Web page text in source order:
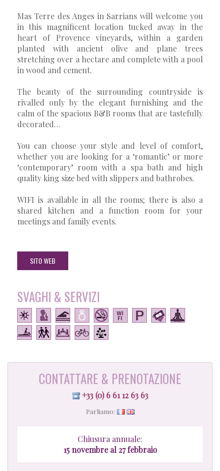
Mas Terre des Anges in Sarrians will welcome you
in this magnificent location tucked away in the
heart of Provence vineyards, within a garden
planted with ancient olive and plane trees
stretching over a hectare and complete with a pool
in wood and cement.
The beauty of the surrounding countryside is
rivalled only by the elegant furnishing and the
calm of the spacious B&B rooms that are tastefully
decorated…
You can choose your style and level of comfort,
whether you are looking for a ‘romantic’ or more
‘contemporary’ room with a spa bath and high
quality king size bed with slippers and bathrobes.
WIFI is available in all the rooms; there is also a
shared kitchen and a function room for your
meetings and family events.
SITO WEB
SVAGHI & SERVIZI
CONTATTARE & PRENOTAZIONE
+33 (0) 6 61 12 63 63
Parliamo:
Chiusura annuale:
15 novembre al 27 febbraio